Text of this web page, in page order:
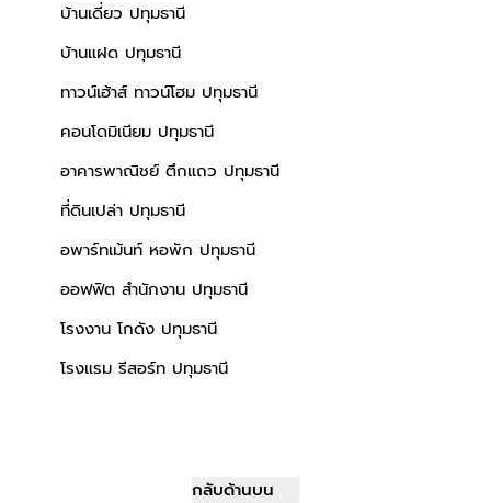
บ้านเดี่ยว ปทุมธานี
บ้านแฝด ปทุมธานี
ทาวน์เฮ้าส์ ทาวน์โฮม ปทุมธานี
คอนโดมิเนียม ปทุมธานี
อาคารพาณิชย์ ตึกแถว ปทุมธานี
ที่ดินเปล่า ปทุมธานี
อพาร์ทเม้นท์ หอพัก ปทุมธานี
ออฟฟิต สำนักงาน ปทุมธานี
โรงงาน โกดัง ปทุมธานี
โรงแรม รีสอร์ท ปทุมธานี
กลับด้านบน